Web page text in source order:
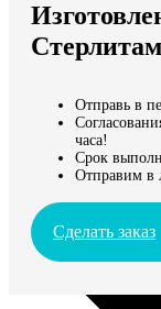
Мы доставляем по
Продолжить без
Отправь в
часа!
Срок
Отправим в
Сделать заказ